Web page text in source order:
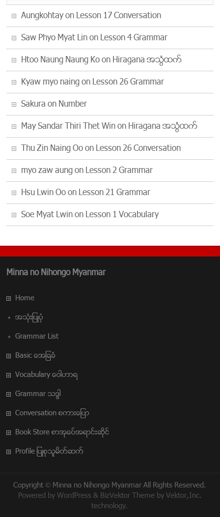
Aungkohtayon Lesson 17 Conversation
Saw Phyo Myat Linon Lesson 4 Grammar
Htoo Naung Naung Koon Hiragana အသံထြက္
Kyaw myo naingon Lesson 26 Grammar
Sakura on Number
May Sandar Thiri Thet Winon Hiragana အသံထြက္
Thu Zin Naing Ooon Lesson 26 Conversation
myo zaw aungon Lesson 2 Grammar
Hsu Lwin Ooon Lesson 21 Grammar
Soe Myat Lwinon Lesson 1 Vocabulary
Minna no Nihongo Myanmar
Home
အသံုးျပဳပံု
Grammar List
Basic အေျခခံ
Vocabulary ေဝါဟာရ
Grammar သဒၵါ
Conversation စကားေျပာ
Book Store စာအုပ္အေရာင္းဆိုင္
Profile ျပဳစုသူမိတ္ဆက္
Copyright © Minna no Nihongo MyanmarAll Rights Reserved.
Powered byWordPress & BizVektor ThemebyVektor,Inc.
technology.